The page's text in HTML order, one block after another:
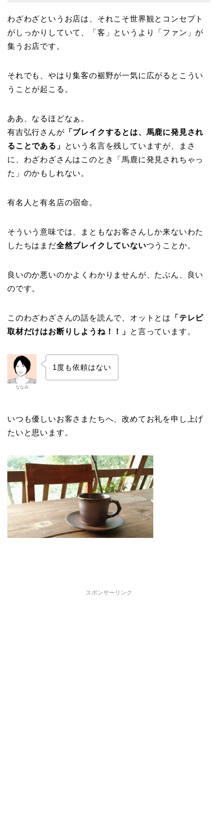
わざわざというお店は、それこそ世界観とコンセプト
がしっかりしていて、「客」というより「ファン」が
集うお店です。
それでも、やはり集客の裾野が一気に広がるとこうい
うことが起こる。
ああ、なるほどなぁ。
有吉弘行さんが 「ブレイクするとは、馬鹿に発見され
ることである」
という名言を残していますが、まさ
に、わざわざさんはこのとき「馬鹿に発見されちゃっ
た」のかもしれない。
有名人と有名店の宿命。
そういう意味では、まともなお客さんしか来ないわた
したちはまだ全然ブレイクしていないつうことか。
良いのか悪いのかよくわかりませんが、たぶん、良い
のです。
このわざわざさんの話を読んで、オットとは
「テレビ
取材だけはお断りしようね！！」
と言っています。
ななみ
1度も依頼はない
いつも優しいお客さまたちへ、改めてお礼を申し上げ
たいと思います。
スポンサーリンク